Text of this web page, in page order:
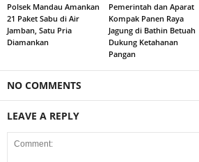
Polsek Mandau Amankan
21 Paket Sabu di Air
Jamban, Satu Pria
Diamankan
Pemerintah dan Aparat
Kompak Panen Raya
Jagung di Bathin Betuah
Dukung Ketahanan
Pangan
NO COMMENTS
LEAVE A REPLY